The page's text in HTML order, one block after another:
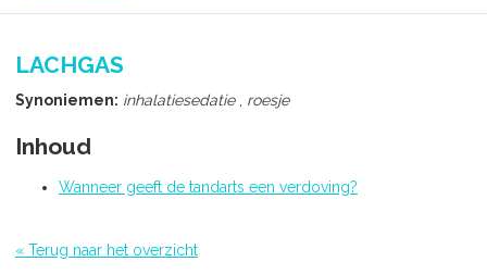
LACHGAS
Synoniemen: inhalatiesedatie, roesje
Inhoud
Wanneer geeft de tandarts een verdoving?
« Terug naar het overzicht